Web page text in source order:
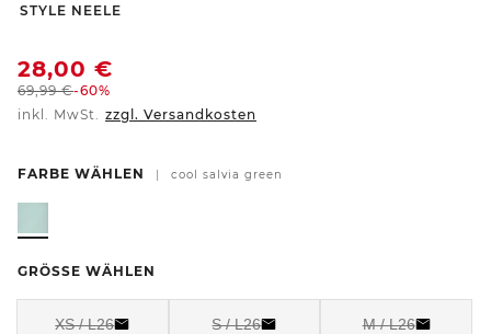
-
STYLE NEELE
28,00 €
69,99€-60%
inkl. MwSt. zzgl. Versandkosten
FARBE WÄHLEN | cool salvia green
GRÖSSE WÄHLEN
XS / L26 S / L26 M / L26